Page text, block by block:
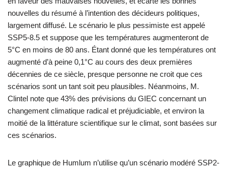
nouvelles du résumé à l’intention des décideurs politiques,
largement diffusé. Le scénario le plus pessimiste est appelé
SSP5-8.5 et suppose que les températures augmenteront de
5°C en moins de 80 ans. Étant donné que les températures ont
augmenté d’à peine 0,1°C au cours des deux premières
décennies de ce siècle, presque personne ne croit que ces
scénarios sont un tant soit peu plausibles. Néanmoins, M.
Clintel note que 43% des prévisions du GIEC concernant un
changement climatique radical et préjudiciable, et environ la
moitié de la littérature scientifique sur le climat, sont basées sur
ces scénarios.
Le graphique de Humlum n’utilise qu’un scénario modéré SSP2-